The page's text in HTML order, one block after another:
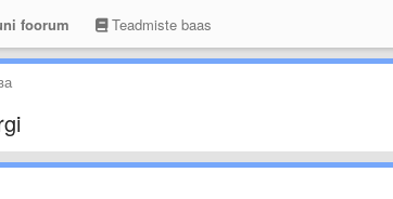
foorum Teadmiste baas